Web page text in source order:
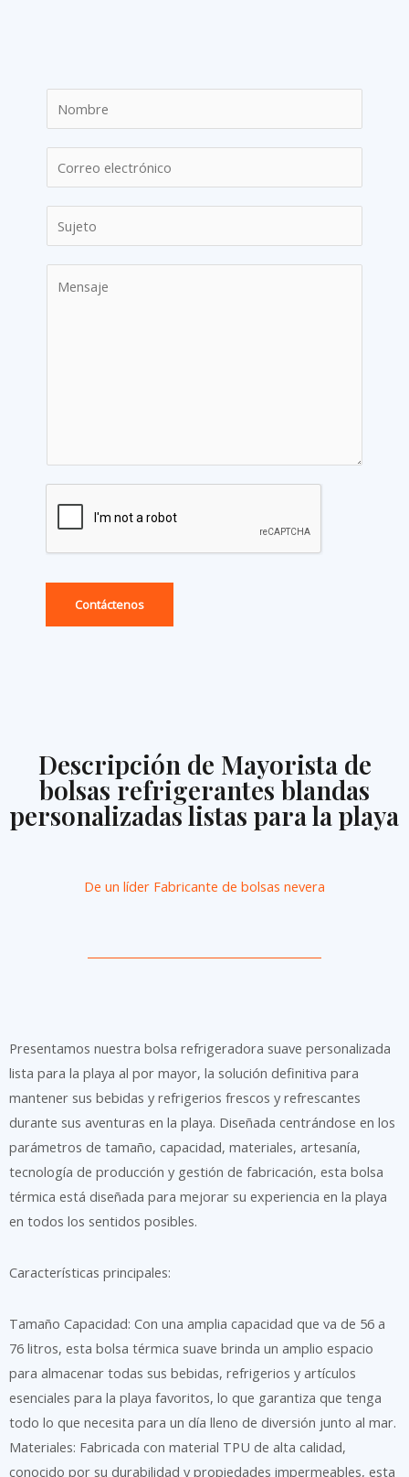
Contáctenos
Descripción de Mayorista de
bolsas refrigerantes blandas
personalizadas listas para la playa
De un líder Fabricante de bolsas nevera
Presentamos nuestra bolsa refrigeradora suave personalizada
lista para la playa al por mayor, la solución definitiva para
mantener sus bebidas y refrigerios frescos y refrescantes
durante sus aventuras en la playa. Diseñada centrándose en los
parámetros de tamaño, capacidad, materiales, artesanía,
tecnología de producción y gestión de fabricación, esta bolsa
térmica está diseñada para mejorar su experiencia en la playa
en todos los sentidos posibles.
Características principales:
Tamaño Capacidad: Con una amplia capacidad que va de 56 a
76 litros, esta bolsa térmica suave brinda un amplio espacio
para almacenar todas sus bebidas, refrigerios y artículos
esenciales para la playa favoritos, lo que garantiza que tenga
todo lo que necesita para un día lleno de diversión junto al mar.
Materiales: Fabricada con material TPU de alta calidad,
conocido por su durabilidad y propiedades impermeables, esta